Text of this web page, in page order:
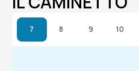
7 8 9 10